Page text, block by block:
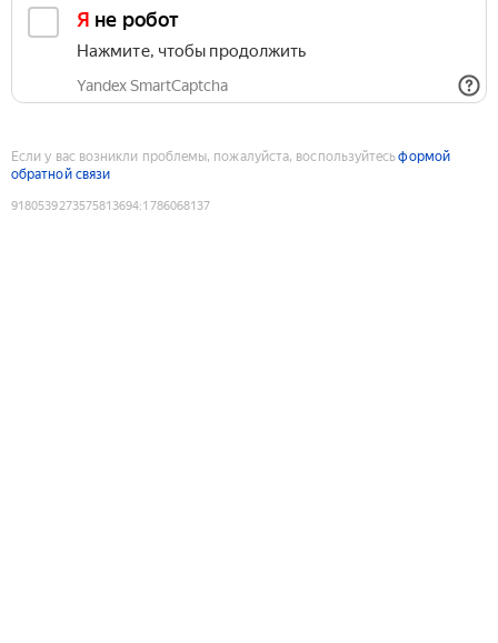
Я не робот
Нажмите, чтобы продолжить
Yandex SmartCaptcha
Если у вас возникли проблемы, пожалуйста, воспользуйтесьформой
обратной связи
9180539273575813694:1786068137